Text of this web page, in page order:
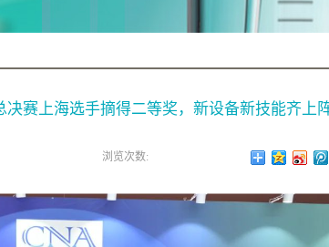
决赛上海选手摘得二等奖，新设备新技能齐上
浏览次数: